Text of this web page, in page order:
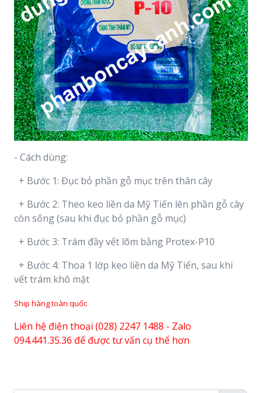
- Cách dùng:
+ Bước 1: Đục bỏ phần gỗ mục trên thân cây
+ Bước 2: Theo keo liền da Mỹ Tiến lên phần gỗ cây
còn sống (sau khi đục bỏ phần gỗ mục)
+ Bước 3: Trám đầy vết lõm bằng Protex-P10
+ Bước 4: Thoa 1 lớp keo liền da Mỹ Tiến, sau khi
vết trám khô mặt
Ship hàng toàn quốc
Liên hệ điện thoại (028) 2247 1488 - Zalo
094.441.35.36 để được tư vấn cụ thể hơn